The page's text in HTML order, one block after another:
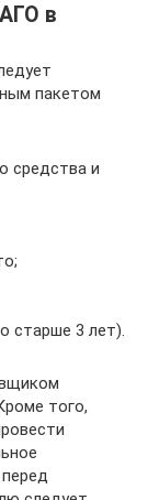
в
пакетом
средства и
старше 3 лет).
того,